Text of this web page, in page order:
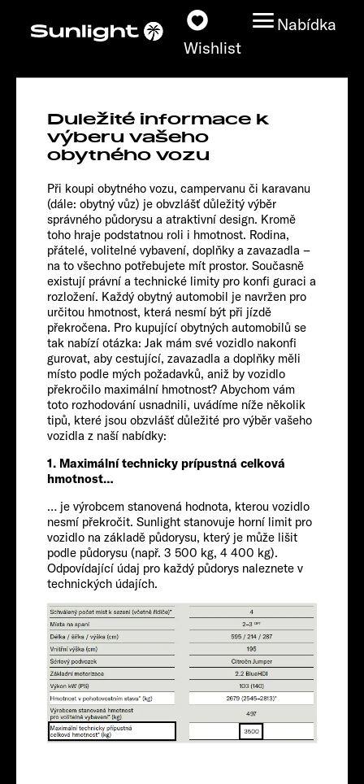
Wishlist
Nabídka
Modely
Vyhledávač vozidel
Vyhledávač prodejců
Prozkoumat
Servis
Duležité informace k
výberu vašeho
obytného vozu
Při koupi obytného vozu, campervanu či karavanu
(dále: obytný vůz) je obvzlášť důležitý výběr
správného půdorysu a atraktivní design. Kromě
toho hraje podstatnou roli i hmotnost. Rodina,
přátelé, volitelné vybavení, doplňky a zavazadla –
na to všechno potřebujete mít prostor. Současně
existují právní a technické limity pro konfi guraci a
rozložení. Každý obytný automobil je navržen pro
určitou hmotnost, která nesmí být při jízdě
překročena. Pro kupující obytných automobilů se
tak nabízí otázka: Jak mám své vozidlo nakonfi
gurovat, aby cestující, zavazadla a doplňky měli
místo podle mých požadavků, aniž by vozidlo
překročilo maximální hmotnost? Abychom vám
toto rozhodování usnadnili, uvádíme níže několik
tipů, které jsou obzvlášť důležité pro výběr vašeho
vozidla z naší nabídky:
1. Maximální technicky prípustná celková
hmotnost…
… je výrobcem stanovená hodnota, kterou vozidlo
nesmí překročit. Sunlight stanovuje horní limit pro
vozidlo na základě půdorysu, který je může lišit
podle půdorysu (např. 3 500 kg, 4 400 kg).
Odpovídající údaj pro každý půdorys naleznete v
technických údajích.
CLIFF 540Adventure
Chassis
FIAT
Cestující
Velikost
541 CM